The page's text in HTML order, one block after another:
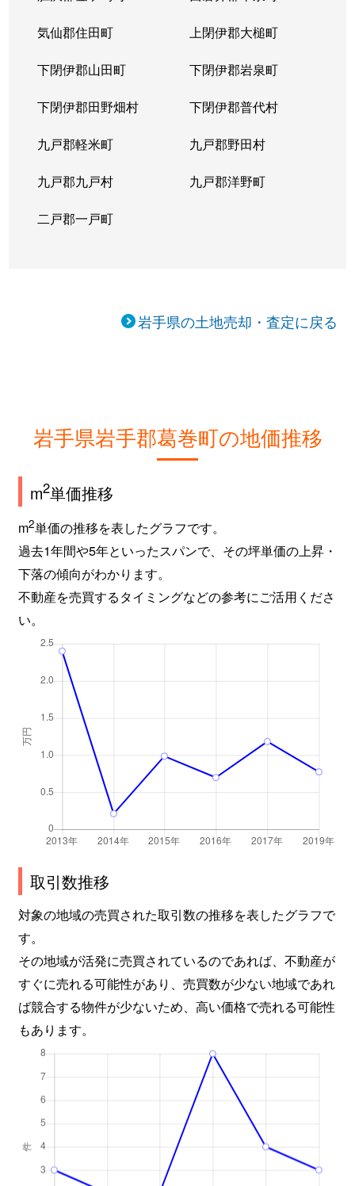
気仙郡住田町 上閉伊郡大槌町
下閉伊郡山田町 下閉伊郡岩泉町
下閉伊郡田野畑村 下閉伊郡普代村
九戸郡軽米町 九戸郡野田村
九戸郡九戸村 九戸郡洋野町
二戸郡一戸町
岩手県の土地売却・査定に戻る
岩手県岩手郡葛巻町の地価推移
m2単価推移
m2単価の推移を表したグラフです。
過去1年間や5年といったスパンで、その坪単価の上昇・
下落の傾向がわかります。
不動産を売買するタイミングなどの参考にご活用くださ
い。
取引数推移
対象の地域の売買された取引数の推移を表したグラフで
す。
その地域が活発に売買されているのであれば、不動産が
すぐに売れる可能性があり、売買数が少ない地域であれ
ば競合する物件が少ないため、高い価格で売れる可能性
もあります。